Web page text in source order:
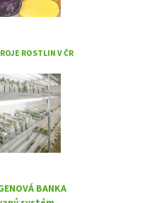
ROSTLIN V ČR
BANKA